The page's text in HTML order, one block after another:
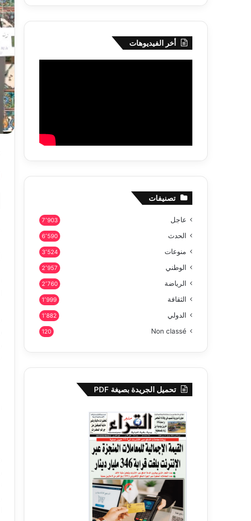
أخر الفيديوهات
تصنيفات
عاجل 7٬903
الحدث 6٬590
منوعات 3٬524
الوطني 2٬957
الرياضة 2٬760
الثقافة 1٬999
الدولي 1٬882
Non classé
120
تحميل الجريدة بصيغة PDF